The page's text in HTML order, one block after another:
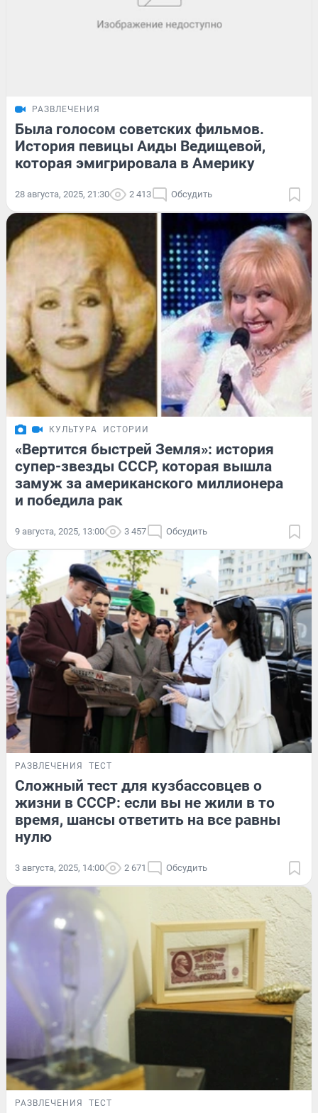
РАЗВЛЕЧЕНИЯ
Была голосом советских фильмов.
История певицы Аиды Ведищевой,
которая эмигрировала в Америку
28 августа, 2025, 21:30 2 413 Обсудить
КУЛЬТУРА ИСТОРИИ
«Вертится быстрей Земля»: история
супер-звезды СССР, которая вышла
замуж за американского миллионера
и победила рак
9 августа, 2025, 13:00 3 457 Обсудить
РАЗВЛЕЧЕНИЯ ТЕСТ
Сложный тест для кузбассовцев о
жизни в СССР: если вы не жили в то
время, шансы ответить на все равны
нулю
3 августа, 2025, 14:00 2 671 Обсудить
РАЗВЛЕЧЕНИЯ ТЕСТ